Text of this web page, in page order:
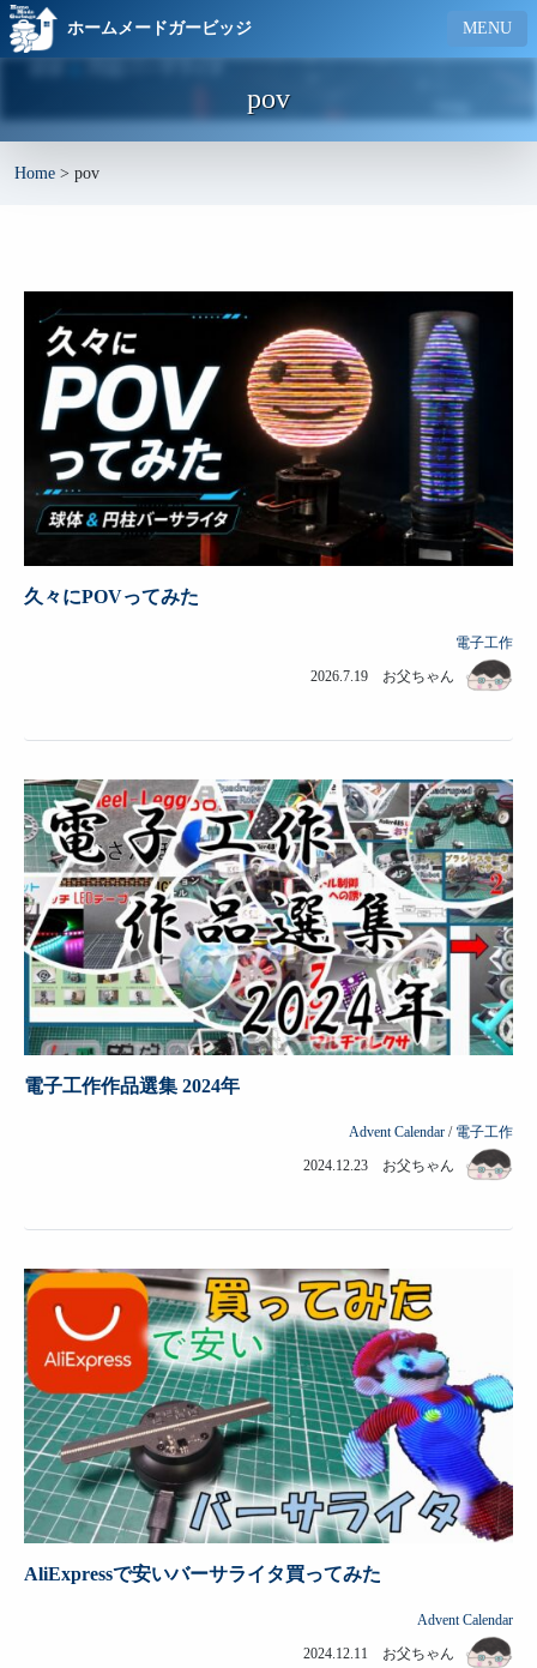
ホームメードガービッジ MENU
pov
Home > pov
久々にPOVってみた
電子工作
2026.7.19 お父ちゃん
電子工作作品選集 2024年
Advent Calendar / 電子工作
2024.12.23 お父ちゃん
AliExpressで安いバーサライタ買ってみた
Advent Calendar
2024.12.11 お父ちゃん